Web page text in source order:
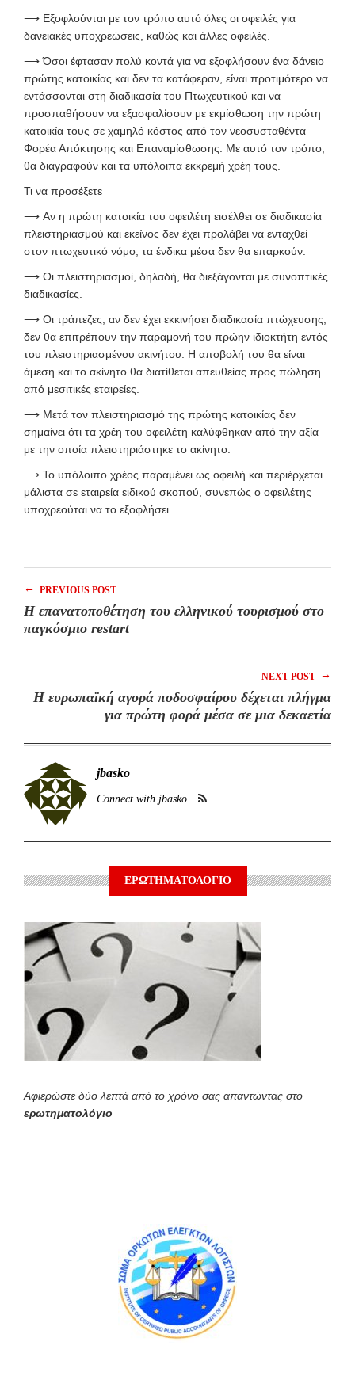
⟶ Εξοφλούνται με τον τρόπο αυτό όλες οι οφειλές για
δανειακές υποχρεώσεις, καθώς και άλλες οφειλές.
⟶Όσοι έφτασαν πολύ κοντά για να εξοφλήσουν ένα δάνειο
πρώτης κατοικίας και δεν τα κατάφεραν, είναι προτιμότερο να
εντάσσονται στη διαδικασία του Πτωχευτικού και να
προσπαθήσουν να εξασφαλίσουν με εκμίσθωση την πρώτη
κατοικία τους σε χαμηλό κόστος από τον νεοσυσταθέντα
Φορέα Απόκτησης και Επαναμίσθωσης. Με αυτό τον τρόπο,
θα διαγραφούν και τα υπόλοιπα εκκρεμή χρέη τους.
Τι να προσέξετε
⟶ Αν η πρώτη κατοικία του οφειλέτη εισέλθει σε διαδικασία
πλειστηριασμού και εκείνος δεν έχει προλάβει να ενταχθεί
στον πτωχευτικό νόμο, τα ένδικα μέσα δεν θα επαρκούν.
⟶ Οι πλειστηριασμοί, δηλαδή, θα διεξάγονται με συνοπτικές
διαδικασίες.
⟶ Οι τράπεζες, αν δεν έχει εκκινήσει διαδικασία πτώχευσης,
δεν θα επιτρέπουν την παραμονή του πρώην ιδιοκτήτη εντός
του πλειστηριασμένου ακινήτου. Η αποβολή του θα είναι
άμεση και το ακίνητο θα διατίθεται απευθείας προς πώληση
από μεσιτικές εταιρείες.
⟶ Μετά τον πλειστηριασμό της πρώτης κατοικίας δεν
σημαίνει ότι τα χρέη του οφειλέτη καλύφθηκαν από την αξία
με την οποία πλειστηριάστηκε το ακίνητο.
⟶ Το υπόλοιπο χρέος παραμένει ως οφειλή και περιέρχεται
μάλιστα σε εταιρεία ειδικού σκοπού, συνεπώς ο οφειλέτης
υποχρεούται να το εξοφλήσει.
← PREVIOUS POST
Η επανατοποθέτηση του ελληνικού τουρισμού στο
παγκόσμιο restart
NEXT POST →
Η ευρωπαϊκή αγορά ποδοσφαίρου δέχεται πλήγμα
για πρώτη φορά μέσα σε μια δεκαετία
jbasko
Connect with jbasko
ΕΡΩΤΗΜΑΤΟΛΟΓΙΟ
Αφιερώστε δύο λεπτά από το χρόνο σας απαντώντας στο
ερωτηματολόγιο